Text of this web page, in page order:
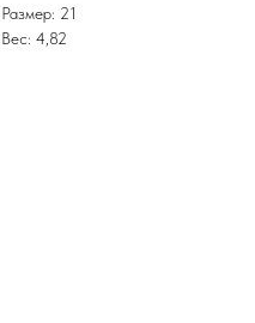
Размер: 21
Вес: 4,82